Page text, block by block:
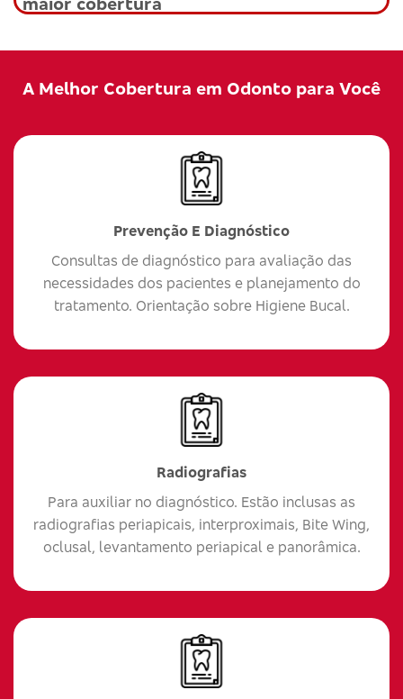
A Melhor Cobertura em Odonto para Você
Prevenção E Diagnóstico
Consultas de diagnóstico para avaliação das
necessidades dos pacientes e planejamento do
tratamento. Orientação sobre Higiene Bucal.
Radiografias
Para auxiliar no diagnóstico. Estão inclusas as
radiografias periapicais, interproximais, Bite Wing,
oclusal, levantamento periapical e panorâmica.